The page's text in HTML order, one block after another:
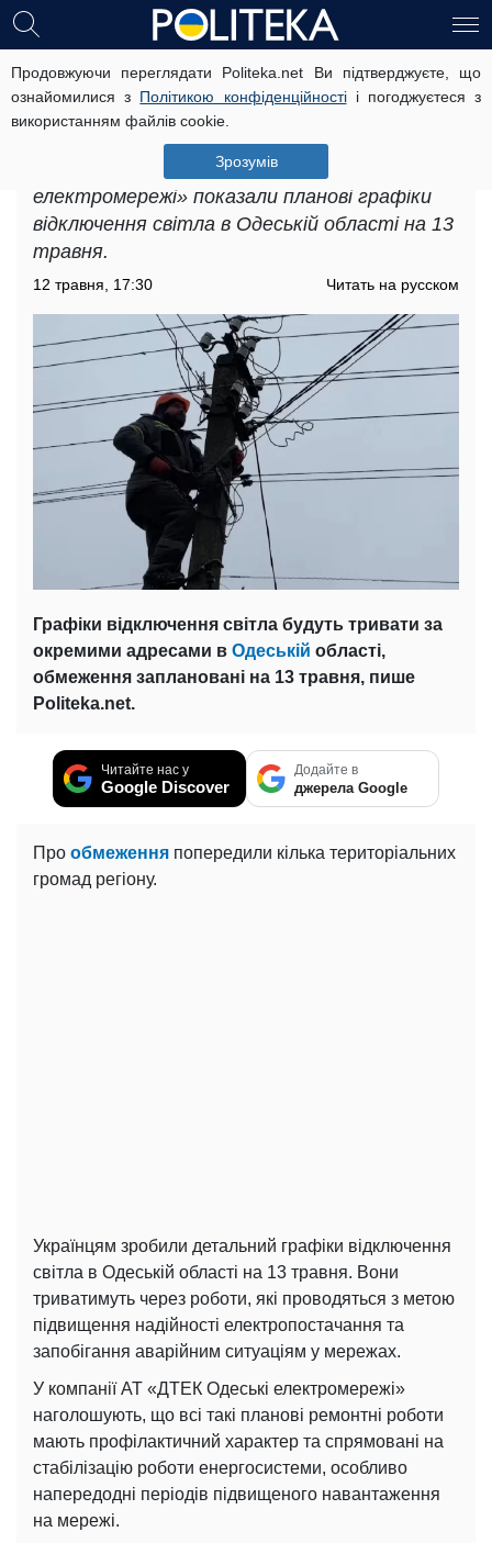
Продовжуючи переглядати Politeka.net Ви підтверджуєте, що
ознайомилися з Політикою конфіденційностіі погоджуєтеся з
використанням файлів cookie.
Зрозумів
В Одеській області залишаться без
світла на багато годин: з'явилися
графіки відключень на 13 травня
У компанії АТ «ДТЕК Одеські
електромережі» показали планові графіки
відключення світла в Одеській області на 13
травня.
12 травня, 17:30 Читать на русском
Графіки відключення світла будуть тривати за
окремими адресами в Одеській області,
обмеження заплановані на 13 травня, пише
Politeka.net.
Читайте нас у
Google Discover
Додайте в
джерела Google
Про обмеження попередили кілька територіальних
громад регіону.
Українцям зробили детальний графіки відключення
світла в Одеській області на 13 травня. Вони
триватимуть через роботи, які проводяться з метою
підвищення надійності електропостачання та
запобігання аварійним ситуаціям у мережах.
У компанії АТ «ДТЕК Одеські електромережі»
наголошують, що всі такі планові ремонтні роботи
мають профілактичний характер та спрямовані на
стабілізацію роботи енергосистеми, особливо
напередодні періодів підвищеного навантаження
на мережі.